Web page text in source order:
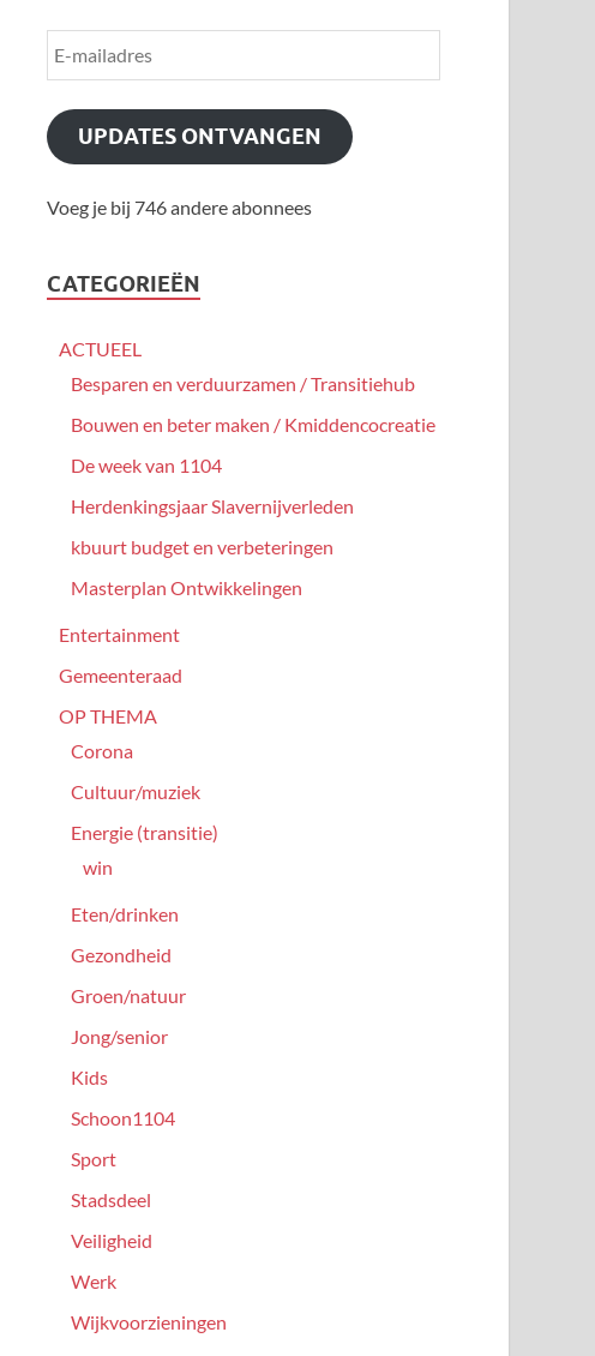
UPDATES ONTVANGEN
Voeg je bij 746 andere abonnees
CATEGORIEËN
ACTUEEL
Besparen en verduurzamen / Transitiehub
Bouwen en beter maken / Kmiddencocreatie
De week van 1104
Herdenkingsjaar Slavernijverleden
kbuurt budget en verbeteringen
Masterplan Ontwikkelingen
Entertainment
Gemeenteraad
OP THEMA
Corona
Cultuur/muziek
Energie (transitie)
win
Eten/drinken
Gezondheid
Groen/natuur
Jong/senior
Kids
Schoon1104
Sport
Stadsdeel
Veiligheid
Werk
Wijkvoorzieningen